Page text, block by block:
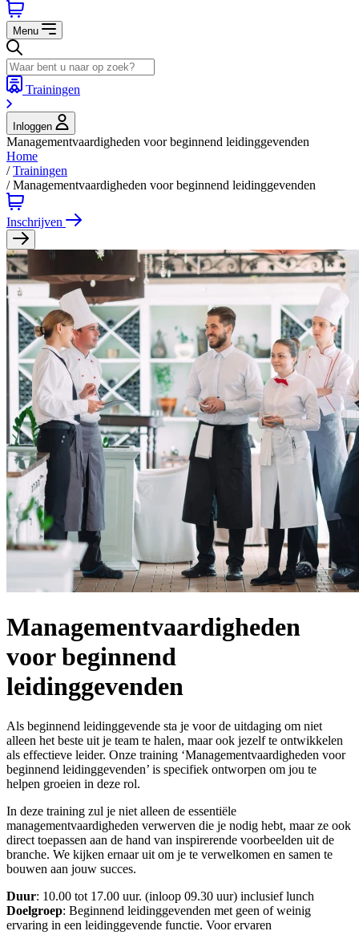
Menu
Trainingen
Inloggen
Managementvaardigheden voor beginnend leidinggevenden
Home
/Trainingen
/Managementvaardigheden voor beginnend leidinggevenden
Inschrijven
Managementvaardigheden
voor beginnend
leidinggevenden
Als beginnend leidinggevende sta je voor de uitdaging om niet
alleen het beste uit je team te halen, maar ook jezelf te ontwikkelen
als effectieve leider. Onze training ‘Managementvaardigheden voor
beginnend leidinggevenden’ is specifiek ontworpen om jou te
helpen groeien in deze rol.
In deze training zul je niet alleen de essentiële
managementvaardigheden verwerven die je nodig hebt, maar ze ook
direct toepassen aan de hand van inspirerende voorbeelden uit de
branche. We kijken ernaar uit om je te verwelkomen en samen te
bouwen aan jouw succes.
Duur: 10.00 tot 17.00 uur. (inloop 09.30 uur) inclusief lunch
Doelgroep: Beginnend leidinggevenden met geen of weinig
ervaring in een leidinggevende functie. Voor ervaren